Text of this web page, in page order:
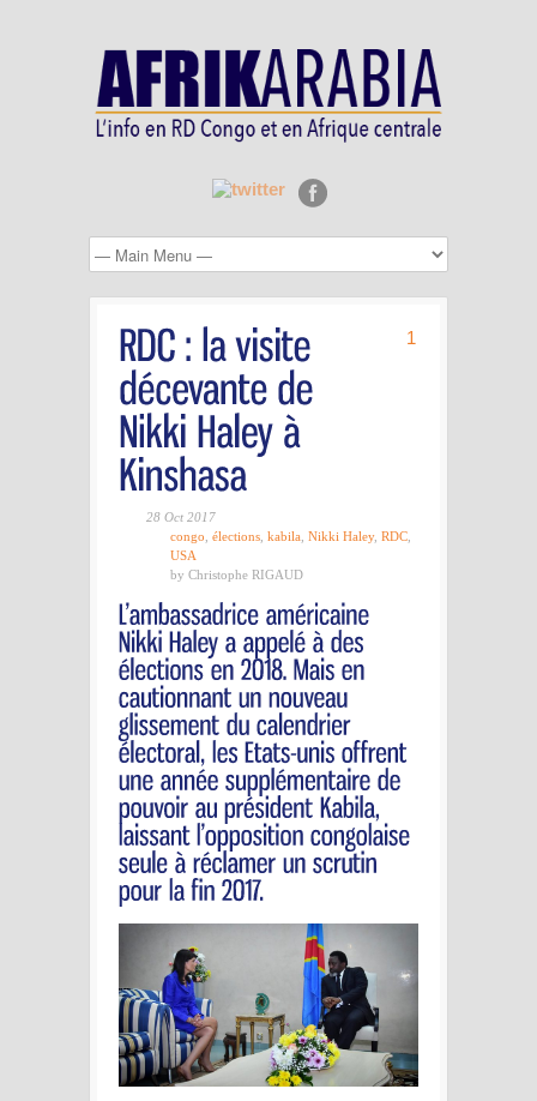
1
28 Oct 2017
congo élections kabila Nikki Haley, RDC
USA
by Christophe RIGAUD